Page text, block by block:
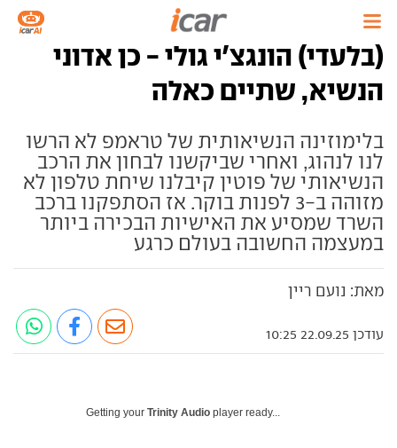
(בלעדי) הונגצ'י גולי - כן אדוני
הנשיא, שתיים כאלה
בלימוזינה הנשיאותית של טראמפ לא הרשו
לנו לנהוג, ואחרי שביקשנו לבחון את הרכב
הנשיאותי של פוטין קיבלנו שיחת טלפון לא
מזוהה ב-3 לפנות בוקר. אז הסתפקנו ברכב
השרד שמסיע את האישיות הבכירה ביותר
במעצמה החשובה בעולם כרגע
מאת: נועם ריין
עודכן 22.09.25 10:25
Getting your Trinity Audio player ready...